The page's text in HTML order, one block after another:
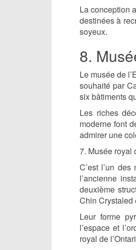
La conception
destinées à
soyeux.
8.
Le musée de
souhaité par
six bâtiments
Les riches
moderne font
admirer une
7. Musée royal
C’est l’un
l’ancienne
deuxième
Chin Crystaled
Leur forme
l’espace et
royal de